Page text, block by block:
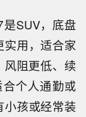
SUV，底盘
实用，适合家
风阻更低、续
个人通勤或
小孩或经常装